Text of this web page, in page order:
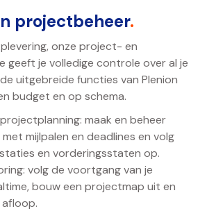
projectbeheer.
onze project- en
geeft je volledige controle over al je
uitgebreide functies van Plenion
budget en op schema.
maak en beheer
mijlpalen en deadlines en volg
en vorderingsstaten op.
volg de voortgang van je
bouw een projectmap uit en